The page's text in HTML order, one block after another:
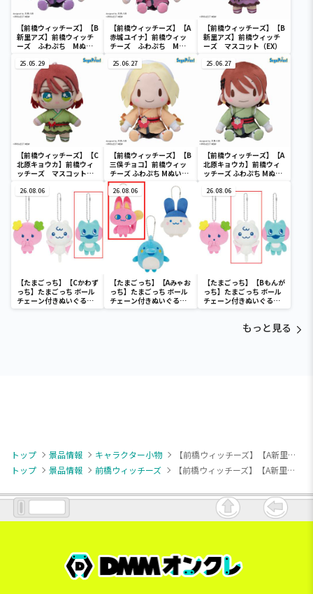
【前橋ウィッチーズ】【B
新里アズ】前橋ウィッチ
ーズ ふわぷち Mぬい
里アズ”
【前橋ウィッチーズ】【A
赤城ユイナ】前橋ウィッ
チーズ ふわぷち Mぬ
新里アズ”
【前橋ウィッチーズ】【B
新里アズ】前橋ウィッチ
ーズ マスコット（EX）
25.05.29
【前橋ウィッチーズ】【C
北原キョウカ】前橋ウィ
ッチーズ マスコット
25.06.27
【前橋ウィッチーズ】【B
三俣チョコ】前橋ウィッ
チーズ ふわぷち Mぬいぐ
るみ“北原キョウカ＆三俣
チョコ”
25.06.27
【前橋ウィッチーズ】【A
北原キョウカ】前橋ウィ
ッチーズ ふわぷち Mぬい
俣チョコ”
26.08.06
【たまごっち】【Cかわず
っち】たまごっち ボール
チェーン付きぬいぐるみ
～Tamagotchi
26.08.06
【たまごっち】【Aみゃお
っち】たまごっち ボール
チェーン付きぬいぐるみ
～Tamagotchi
26.08.06
【たまごっち】【Bもんが
っち】たまごっち ボール
チェーン付きぬいぐるみ
～Tamagotchi
もっと見る
トップ 景品情報 キャラクター小物
【前橋ウィッチーズ】【A新里アズ】前橋ウィッチーズ [PtZ]アクリルジオラマVol.2
トップ
景品情報 前橋ウィッチーズ 【前橋ウィッチーズ】【A新里アズ】前橋ウィッチーズ [PtZ]アクリルジオラマVol.2